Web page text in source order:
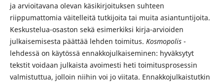
ja arvioitavana olevan käsikirjoituksen suhteen
riippumattomia väitelleitä tutkijoita tai muita asiantuntijoita.
Keskustelua-osaston sekä esimerkiksi kirja-arvioiden
julkaisemisesta päättää lehden toimitus. Kosmopolis-
lehdessä on käytössä ennakkojulkaiseminen: hyväksytyt
tekstit voidaan julkaista avoimesti heti toimitusprosessin
valmistuttua, jolloin niihin voi jo viitata. Ennakkojulkaistutkin